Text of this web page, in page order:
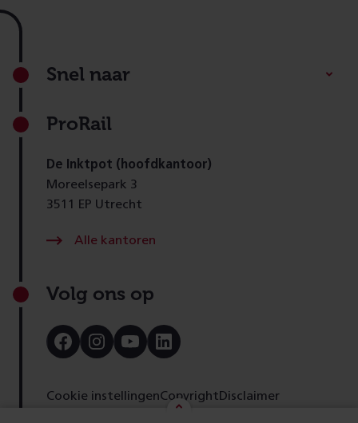
Footer
Snel naar
ProRail
De Inktpot (hoofdkantoor)
Moreelsepark 3
3511 EP Utrecht
Alle kantoren
Volg ons op
Bezoek
onze
Bezoek
onze
Bezoek
onze
Bezoek
onze
Cookie instellingenCopyright Disclaimer